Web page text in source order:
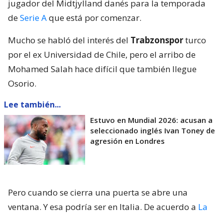
jugador del Midtjylland danés para la temporada
deSerie Aque está por comenzar.
Mucho se habló del interés del Trabzonsporturco
por el ex Universidad de Chile, pero el arribo de
Mohamed Salah hace difícil que también llegue
Osorio.
Lee también...
Estuvo en Mundial 2026: acusan a
seleccionado inglés Ivan Toney de
agresión en Londres
Pero cuando se cierra una puerta se abre una
ventana. Y esa podría ser en Italia. De acuerdo a La